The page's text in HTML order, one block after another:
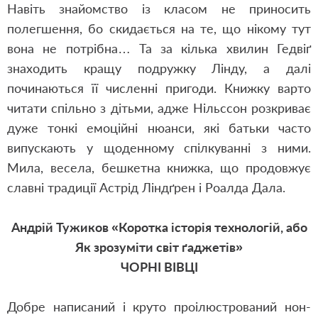
Навіть знайомство із класом не приносить
полегшення, бо скидається на те, що нікому тут
вона не потрібна… Та за кілька хвилин Гедвіґ
знаходить кращу подружку Лінду, а далі
починаються її численні пригоди. Книжку варто
читати спільно з дітьми, адже Нільссон розкриває
дуже тонкі емоційні нюанси, які батьки часто
випускають у щоденному спілкуванні з ними.
Мила, весела, бешкетна книжка, що продовжує
славні традиції Астрід Ліндґрен і Роалда Дала.
Андрій Тужиков «Коротка історія технологій, або
Як зрозуміти світ ґаджетів»
ЧОРНІ ВІВЦІ
Добре написаний і круто проілюстрований нон-